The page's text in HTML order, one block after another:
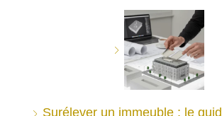
Surélever un immeuble : le